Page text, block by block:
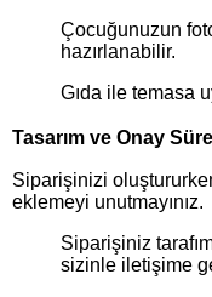
Çocuğunuzun
hazırlanabilir.
Gıda ile temasa
Tasarım ve Onay
Siparişinizi
eklemeyi unutmayınız.
Siparişiniz
sizinle iletişime